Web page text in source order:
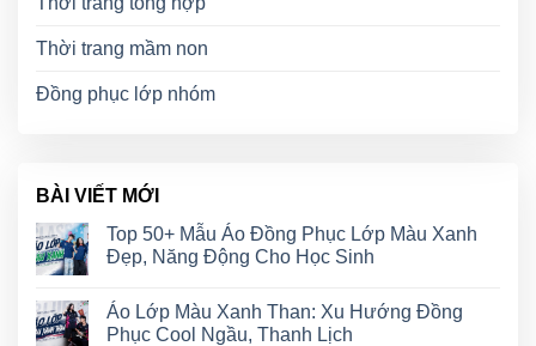
Thời trang mầm non
Đồng phục lớp nhóm
BÀI VIẾT MỚI
Top 50+ Mẫu Áo Đồng Phục Lớp Màu Xanh
Đẹp, Năng Động Cho Học Sinh
Áo Lớp Màu Xanh Than: Xu Hướng Đồng
Phục Cool Ngầu, Thanh Lịch